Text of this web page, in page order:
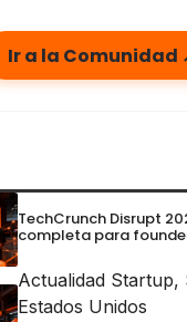
Ir a la Comunidad
TechCrunch Disrupt
completa para
Actualidad Startup,
Estados Unidos